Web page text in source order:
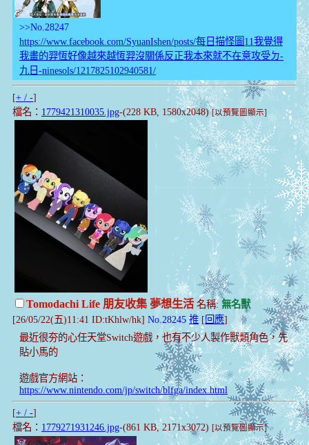
>>No.28247
https://www.facebook.com/SyuanIshen/posts/每日描怪圖11我覺得
我畫的羿恆好像越來越恆羿沒關係反正我本來就不在意攻受ㄉ-
九日-ninesols/1217825102940581/
[+ / -]
檔名： 1779421310035.jpg-(228 KB, 1580x2048)[以預覽圖顯示]
Tomodachi Life 朋友收集 夢想生活名稱: 無名獸
[26/05/22(五)11:41 ID:tKhlw/hk] No.28245 推 [回應]
最近很夯的心任天堂Switch遊戲，也有不少人製作獸類角色，先
貼小馬的
遊戲官方網站：
https://www.nintendo.com/jp/switch/blfga/index.html
[+ / -]
檔名： 1779271931246.jpg-(861 KB, 2171x3072) [以預覽圖顯示]